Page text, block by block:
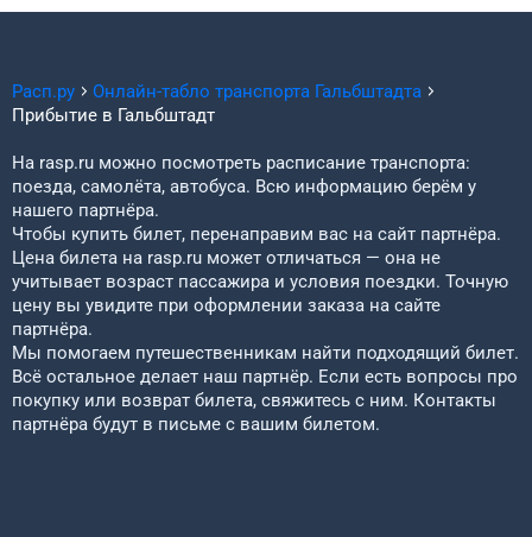
Расп.ру Онлайн-табло транспорта Гальбштадта
Прибытие в Гальбштадт
На rasp.ru можно посмотреть расписание транспорта:
поезда, самолёта, автобуса. Всю информацию берём у
нашего партнёра.
Чтобы купить билет, перенаправим вас на сайт партнёра.
Цена билета на rasp.ru может отличаться — она не
учитывает возраст пассажира и условия поездки. Точную
цену вы увидите при оформлении заказа на сайте
партнёра.
Мы помогаем путешественникам найти подходящий билет.
Всё остальное делает наш партнёр. Если есть вопросы про
покупку или возврат билета, свяжитесь с ним. Контакты
партнёра будут в письме с вашим билетом.